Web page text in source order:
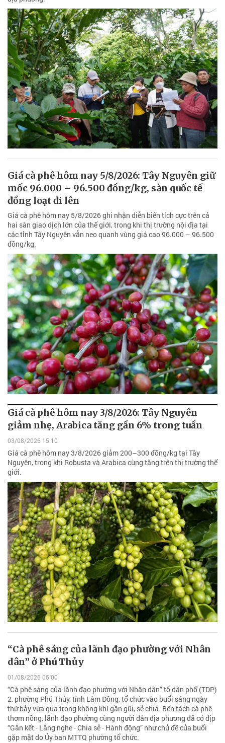
Giá cà phê hôm nay 5/8/2026: Tây Nguyên giữ
mốc 96.000 – 96.500 đồng/kg, sàn quốc tế
đồng loạt đi lên
Giá cà phê hôm nay 5/8/2026 ghi nhận diễn biến tích cực trên cả
hai sàn giao dịch lớn của thế giới, trong khi thị trường nội địa tại
các tỉnh Tây Nguyên vẫn neo quanh vùng giá cao 96.000 – 96.500
đồng/kg.
Giá cà phê hôm nay 3/8/2026: Tây Nguyên
giảm nhẹ, Arabica tăng gần 6% trong tuần
03/08/2026 15:10
Giá cà phê hôm nay 3/8/2026 giảm 200–300 đồng/kg tại Tây
Nguyên, trong khi Robusta và Arabica cùng tăng trên thị trường thế
giới.
“Cà phê sáng của lãnh đạo phường với Nhân
dân” ở Phú Thủy
01/08/2026 05:00
“Cà phê sáng của lãnh đạo phường với Nhân dân” tổ dân phố (TDP)
2, phường Phú Thủy, tỉnh Lâm Đồng, tổ chức vào buổi sáng ngày
thứ bảy vừa qua trong không khí gần gũi, sẻ chia. Bên tách cà phê
thơm nồng, lãnh đạo phường cùng người dân địa phương đã có dịp
“Gắn kết - Lắng nghe - Chia sẻ - Hành động” như chủ đề của buổi
gặp mặt do Ủy ban MTTQ phường tổ chức.